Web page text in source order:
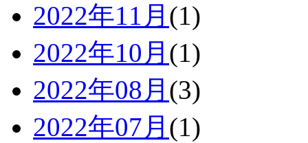
2022年11月 (1)
2022年10月 (1)
2022年08月 (3)
2022年07月 (1)